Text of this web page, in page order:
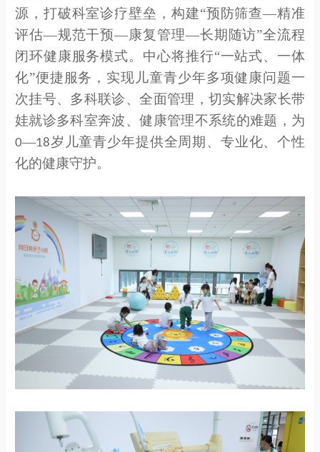
源，打破科室诊疗壁垒，构建“预防筛查—精准
评估—规范干预—康复管理—长期随访”全流程
闭环健康服务模式。中心将推行“一站式、一体
化”便捷服务，实现儿童青少年多项健康问题一
次挂号、多科联诊、全面管理，切实解决家长带
娃就诊多科室奔波、健康管理不系统的难题，为
0—18岁儿童青少年提供全周期、专业化、个性
化的健康守护。